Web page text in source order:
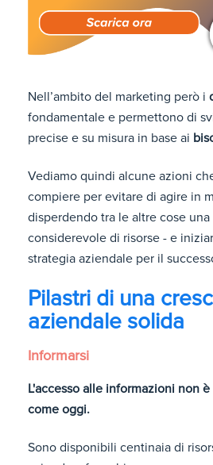
Nell’ambito del marketing però i
fondamentale e permettono di
precise e su misura in base ai
Vediamo quindi alcune azioni
compiere per evitare di agire in
disperdendo tra le altre cose
considerevole di risorse - e
strategia aziendale per il
Pilastri di una
aziendale solida
Informarsi
L'accesso alle informazioni non
come oggi.
Sono disponibili centinaia di